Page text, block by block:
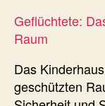
Geflüchtete:
Raum
Das
geschützten